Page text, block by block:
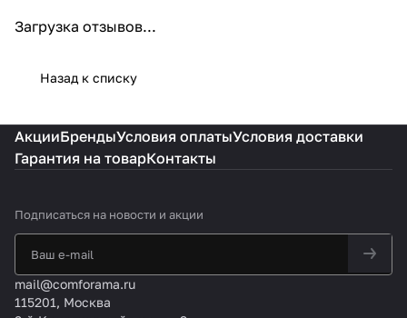
Загрузка отзывов...
Назад к списку
АкцииБрендыУсловия оплатыУсловия доставки
Гарантия на товарКонтакты
Подписаться на новости и акции
mail@comforama.ru
115201, Москва